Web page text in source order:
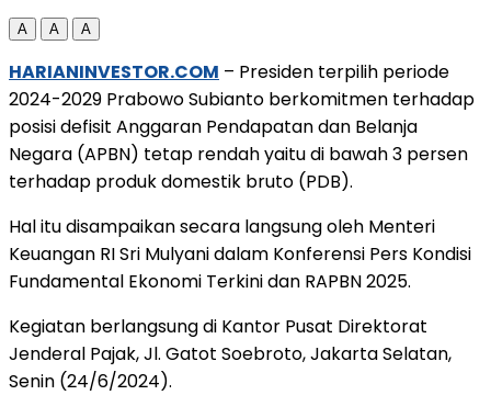
A A A
HARIANINVESTOR.COM – Presiden terpilih periode
2024-2029 Prabowo Subianto berkomitmen terhadap
posisi defisit Anggaran Pendapatan dan Belanja
Negara (APBN) tetap rendah yaitu di bawah 3 persen
terhadap produk domestik bruto (PDB).
Hal itu disampaikan secara langsung oleh Menteri
Keuangan RI Sri Mulyani dalam Konferensi Pers Kondisi
Fundamental Ekonomi Terkini dan RAPBN 2025.
Kegiatan berlangsung di Kantor Pusat Direktorat
Jenderal Pajak, Jl. Gatot Soebroto, Jakarta Selatan,
Senin (24/6/2024).